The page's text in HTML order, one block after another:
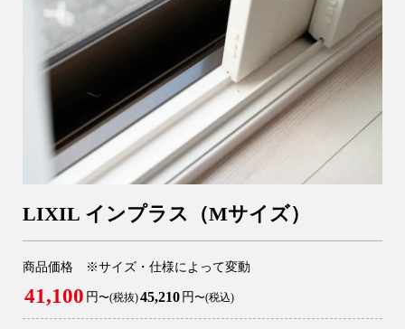
LIXIL インプラス（Mサイズ）
商品価格 ※サイズ・仕様によって変動
41,100 円〜(税抜)45,210 円〜(税込)